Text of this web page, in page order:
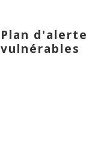
Plan
vulnérables